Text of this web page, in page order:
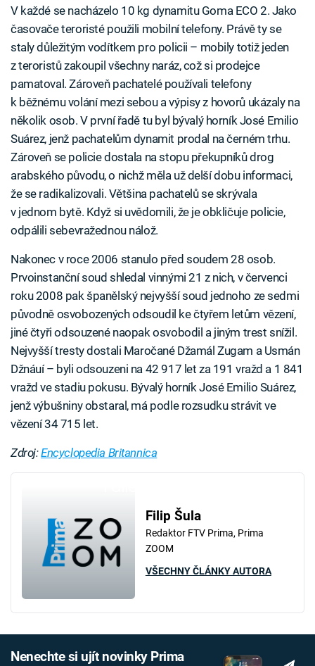
V každé se nacházelo 10 kg dynamitu Goma ECO 2. Jako
časovače teroristé použili mobilní telefony. Právě ty se
staly důležitým vodítkem pro policii – mobily totiž jeden
z teroristů zakoupil všechny naráz, což si prodejce
pamatoval. Zároveň pachatelé používali telefony
k běžnému volání mezi sebou a výpisy z hovorů ukázaly na
několik osob. V první řadě tu byl bývalý horník José Emilio
Suárez, jenž pachatelům dynamit prodal na černém trhu.
Zároveň se policie dostala na stopu překupníků drog
arabského původu, o nichž měla už delší dobu informaci,
že se radikalizovali. Většina pachatelů se skrývala
v jednom bytě. Když si uvědomili, že je obkličuje policie,
odpálili sebevražednou nálož.
Nakonec v roce 2006 stanulo před soudem 28 osob.
Prvoinstanční soud shledal vinnými 21 z nich, v červenci
roku 2008 pak španělský nejvyšší soud jednoho ze sedmi
původně osvobozených odsoudil ke čtyřem letům vězení,
jiné čtyři odsouzené naopak osvobodil a jiným trest snížil.
Nejvyšší tresty dostali Maročané Džamál Zugam a Usmán
Džnáuí – byli odsouzeni na 42 917 let za 191 vražd a 1 841
vražd ve stadiu pokusu. Bývalý horník José Emilio Suárez,
jenž výbušniny obstaral, má podle rozsudku strávit ve
vězení 34 715 let.
Zdroj:Encyclopedia Britannica
Filip Šula
Redaktor FTV Prima, Prima
ZOOM
VŠECHNY ČLÁNKY AUTORA
Nenechte si ujít novinky Prima